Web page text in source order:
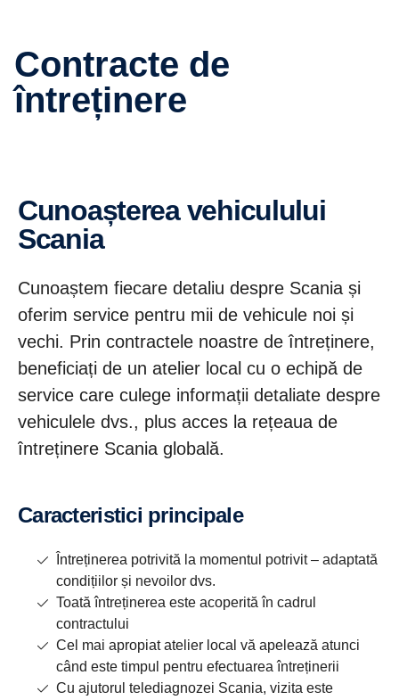
Contracte de
întreținere
Cunoașterea vehiculului
Scania
Cunoaștem fiecare detaliu despre Scania și
oferim service pentru mii de vehicule noi și
vechi. Prin contractele noastre de întreținere,
beneficiați de un atelier local cu o echipă de
service care culege informații detaliate despre
vehiculele dvs., plus acces la rețeaua de
întreținere Scania globală.
Caracteristici principale
Întreținerea potrivită la momentul potrivit – adaptată
condițiilor și nevoilor dvs.
Toată întreținerea este acoperită în cadrul
contractului
Cel mai apropiat atelier local vă apelează atunci
când este timpul pentru efectuarea întreținerii
Cu ajutorul telediagnozei Scania, vizita este